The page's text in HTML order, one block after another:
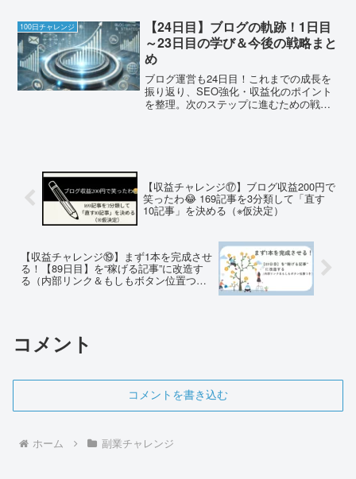
100日チャレンジ
【24日目】ブログの軌跡！1日目
～23日目の学び＆今後の戦略まと
め
ブログ運営も24日目！これまでの成長を
振り返り、SEO強化・収益化のポイント
を整理。次のステップに進むための戦略
【収益チャレンジ⑰】ブログ収益200円で
笑ったわ😂 169記事を3分類して「直す
10記事」を決める（※仮決定）
【収益チャレンジ⑲】まず1本を完成させ
る！【89日目】を“稼げる記事”に改造す
る（内部リンク＆もしもボタン位置つ
コメント
コメントを書き込む
ホーム 副業チャレンジ